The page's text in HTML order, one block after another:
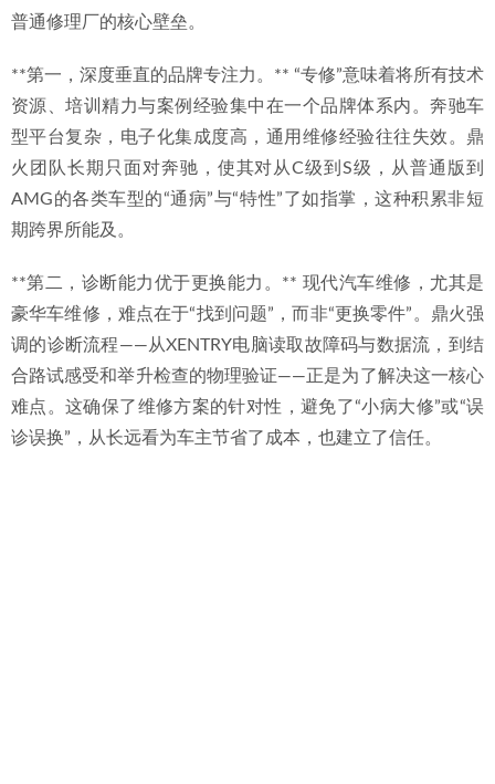
普通修理厂的核心壁垒。
**第一，深度垂直的品牌专注力。** “专修”意味着将所有技术
资源、培训精力与案例经验集中在一个品牌体系内。奔驰车
型平台复杂，电子化集成度高，通用维修经验往往失效。鼎
火团队长期只面对奔驰，使其对从C级到S级，从普通版到
AMG的各类车型的“通病”与“特性”了如指掌，这种积累非短
期跨界所能及。
**第二，诊断能力优于更换能力。** 现代汽车维修，尤其是
豪华车维修，难点在于“找到问题”，而非“更换零件”。鼎火强
调的诊断流程——从XENTRY电脑读取故障码与数据流，到结
合路试感受和举升检查的物理验证——正是为了解决这一核心
难点。这确保了维修方案的针对性，避免了“小病大修”或“误
诊误换”，从长远看为车主节省了成本，也建立了信任。